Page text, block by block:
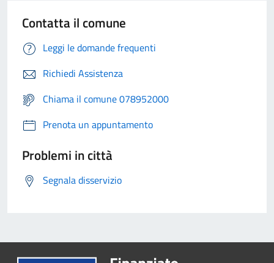
Contatta il comune
Leggi le domande frequenti
Richiedi Assistenza
Chiama il comune 078952000
Prenota un appuntamento
Problemi in città
Segnala disservizio